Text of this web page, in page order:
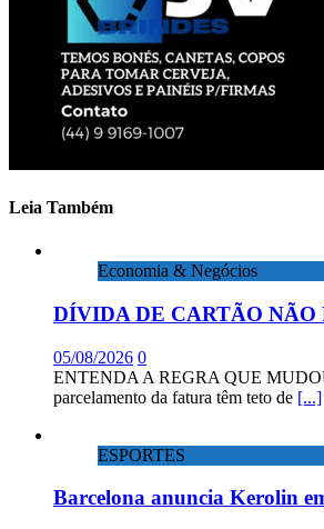
Leia Também
Economia & Negócios
DÍVIDA DE CARTÃO NÃO
05/08/2026 0
ENTENDA A REGRA QUE
parcelamento da fatura têm teto de [...]
ESPORTES
Barcelona anuncia Kerolin